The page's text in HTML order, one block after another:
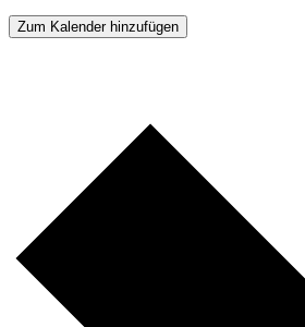
Zum Kalender hinzufügen